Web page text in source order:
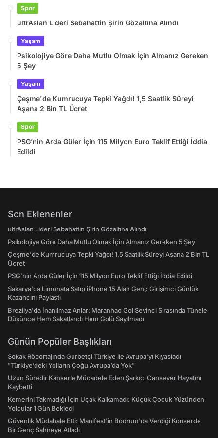
Spor
ultrAslan Lideri Sebahattin Şirin Gözaltına Alındı
Yaşam
Psikolojiye Göre Daha Mutlu Olmak İçin Almanız Gereken
5 Şey
Yaşam
Çeşme'de Kumrucuya Tepki Yağdı! 1,5 Saatlik Süreyi
Aşana 2 Bin TL Ücret
Spor
PSG’nin Arda Güler İçin 115 Milyon Euro Teklif Ettiği İddia
Edildi
Son Eklenenler
ultrAslan Lideri Sebahattin Şirin Gözaltına Alındı
Psikolojiye Göre Daha Mutlu Olmak İçin Almanız Gereken 5 Şey
Çeşme'de Kumrucuya Tepki Yağdı! 1,5 Saatlik Süreyi Aşana 2 Bin TL
Ücret
PSG’nin Arda Güler İçin 115 Milyon Euro Teklif Ettiği İddia Edildi
Sakarya'da Limonata Satıp iPhone 15 Alan Genç Girişimci Günlük
Kazancını Paylaştı
Brezilya'da İnanılmaz Anlar: Maranhao Gol Sevinci Sırasında Tünele
Düşünce Hem Sakatlandı Hem Golü Sayılmadı
Günün Popüler Başlıkları
Sokak Röportajında Gurbetçi Türkiye ile Avrupa'yı Kıyasladı:
"Türkiye’deki Yolların Çoğu Avrupa’da Yok"
Uzun Süredir Kanserle Mücadele Eden Şarkıcı Cansever Hayatını
Kaybetti
Kemerini Takmadığı İçin Uçak Kalkamadı: Küçük Çocuk Yüzünden
Yolcular 1 Gün Bekledi
Güvenlik Müdahale Etti: Manifest'in Bodrum'da Verdiği Konserde
Bir Genç Sahneye Atladı